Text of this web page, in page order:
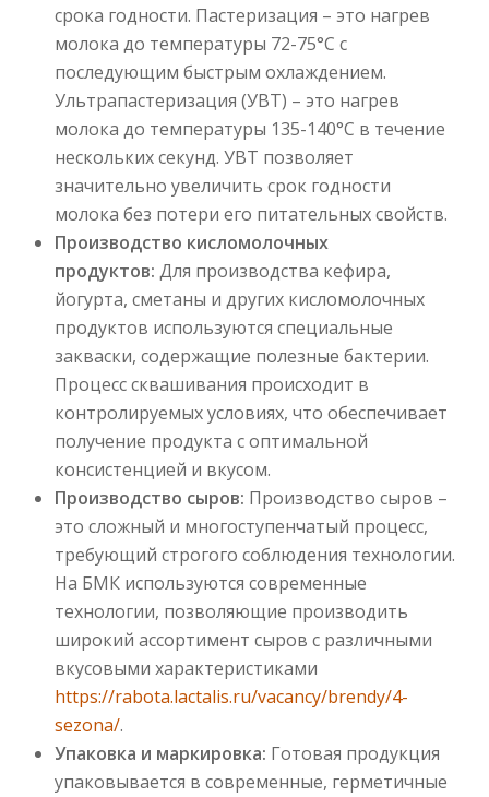
срока годности. Пастеризация – это нагрев
молока до температуры 72-75°C с
последующим быстрым охлаждением.
Ультрапастеризация (УВТ) – это нагрев
молока до температуры 135-140°C в течение
нескольких секунд. УВТ позволяет
значительно увеличить срок годности
молока без потери его питательных свойств.
Производство кисломолочных
продуктов: Для производства кефира,
йогурта, сметаны и других кисломолочных
продуктов используются специальные
закваски, содержащие полезные бактерии.
Процесс сквашивания происходит в
контролируемых условиях, что обеспечивает
получение продукта с оптимальной
консистенцией и вкусом.
Производство сыров: Производство сыров –
это сложный и многоступенчатый процесс,
требующий строгого соблюдения технологии.
На БМК используются современные
технологии, позволяющие производить
широкий ассортимент сыров с различными
вкусовыми характеристиками
https://rabota.lactalis.ru/vacancy/brendy/4-
sezona/.
Упаковка и маркировка: Готовая продукция
упаковывается в современные, герметичные